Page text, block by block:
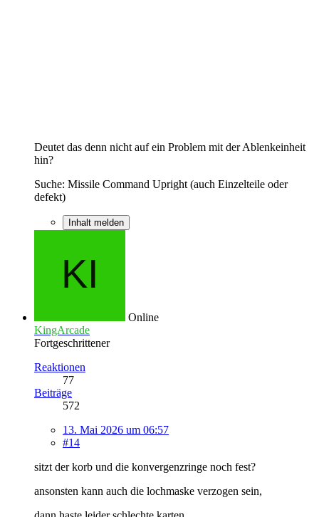
Deutet das denn nicht auf ein Problem mit der Ablenkeinheit
hin?
Suche: Missile Command Upright (auch Einzelteile oder
defekt)
Inhalt melden
Online
KingArcade
Fortgeschrittener
Reaktionen
77
Beiträge
572
13. Mai 2026 um 06:57
#14
sitzt der korb und die konvergenzringe noch fest?
ansonsten kann auch die lochmaske verzogen sein,